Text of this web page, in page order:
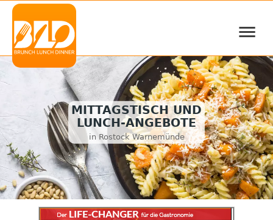
≡
MITTAGSTISCH UND
LUNCH-ANGEBOTE
in Rostock Warnemünde